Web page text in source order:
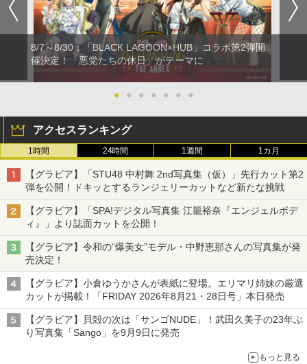
8/7～8/30：「BLACK LAGOON×HUB」コラボ第2弾開
催決定！「悪党たちの休日」がテーマに
● ● ● ● ● ● ●
アクセスランキング
1時間 24時間 1週間 1カ月
【グラビア】「STU48 中村舞 2nd写真集（仮）」先行カット第2
弾を公開！ドキッとするランジェリーカットなど新たな挑戦
【グラビア】「SPA!デジタル写真集 江籠裕奈『エンジェルボデ
ィ』」より誌面カットを公開！
【グラビア】令和の“爆美女”モデル・中野恵那さんの写真集が発
売決定！
【グラビア】小倉ゆうかさんが表紙に登場。エリマリ姉妹の厳選
カットが掲載！「FRIDAY 2026年8⽉21・28日号」本日発売
【グラビア】貝殻の次は「サンゴNUDE」！武田久美子の23年ぶ
り写真集「Sango」を9月9日に発売
もっと見る